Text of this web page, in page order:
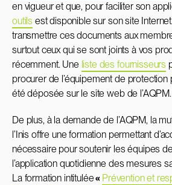
en vigueur et que, pour faciliter son
outils est disponible sur son site
transmettre ces documents aux
surtout ceux qui se sont joints à vos
récemment. Une liste des fournisseurs
procurer de l’équipement de protection
été déposée sur le site web de l’AQPM.
De plus, à la demande de l’AQPM, la
l’Inis offre une formation permettant
nécessaire pour soutenir les équipes
l’application quotidienne des mesures
La formation intitulée« Prévention et